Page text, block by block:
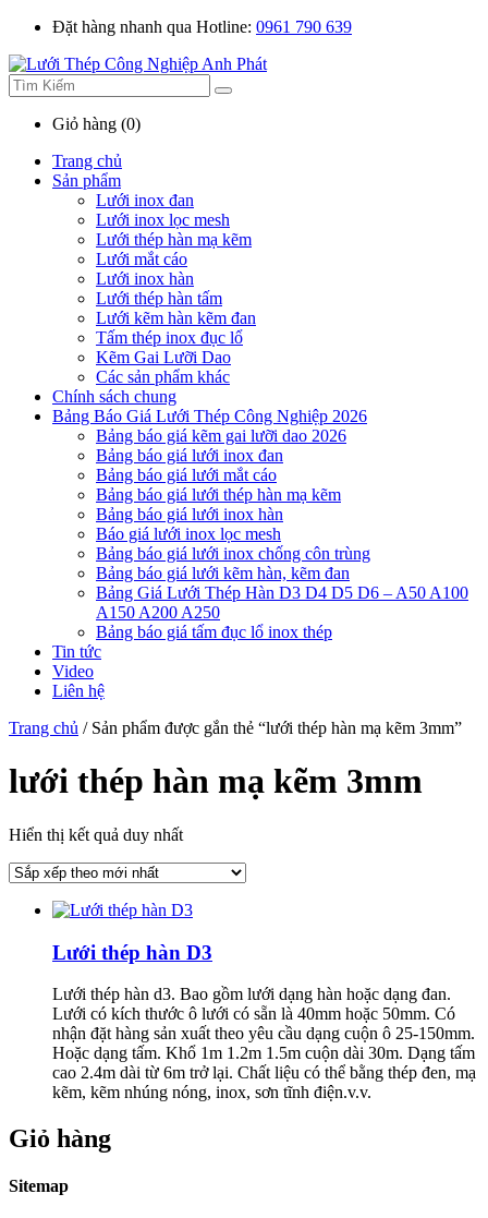
Đặt hàng nhanh qua Hotline: 0961 790 639
Giỏ hàng (0)
Trang chủ
Sản phẩm
Lưới inox đan
Lưới inox lọc mesh
Lưới thép hàn mạ kẽm
Lưới mắt cáo
Lưới inox hàn
Lưới thép hàn tấm
Lưới kẽm hàn kẽm đan
Tấm thép inox đục lổ
Kẽm Gai Lưỡi Dao
Các sản phẩm khác
Chính sách chung
Bảng Báo Giá Lưới Thép Công Nghiệp 2026
Bảng báo giá kẽm gai lưỡi dao 2026
Bảng báo giá lưới inox đan
Bảng báo giá lưới mắt cáo
Bảng báo giá lưới thép hàn mạ kẽm
Bảng báo giá lưới inox hàn
Báo giá lưới inox lọc mesh
Bảng báo giá lưới inox chống côn trùng
Bảng báo giá lưới kẽm hàn, kẽm đan
Bảng Giá Lưới Thép Hàn D3 D4 D5 D6 – A50 A100
A150 A200 A250
Bảng báo giá tấm đục lổ inox thép
Tin tức
Video
Liên hệ
Trang chủ / Sản phẩm được gắn thẻ “lưới thép hàn mạ kẽm 3mm”
lưới thép hàn mạ kẽm 3mm
Hiển thị kết quả duy nhất
Lưới thép hàn D3
Lưới thép hàn d3. Bao gồm lưới dạng hàn hoặc dạng đan.
Lưới có kích thước ô lưới có sẵn là 40mm hoặc 50mm. Có
nhận đặt hàng sản xuất theo yêu cầu dạng cuộn ô 25-150mm.
Hoặc dạng tấm. Khổ 1m 1.2m 1.5m cuộn dài 30m. Dạng tấm
cao 2.4m dài từ 6m trở lại. Chất liệu có thể bằng thép đen, mạ
kẽm, kẽm nhúng nóng, inox, sơn tĩnh điện.v.v.
Giỏ hàng
Sitemap